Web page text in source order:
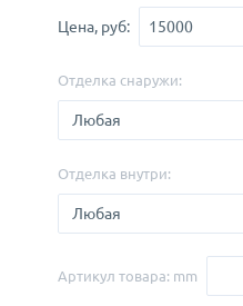
С реечным дизайном
Цена, руб:
Отделка снаружи:
Отделка внутри:
Артикул товара: mm